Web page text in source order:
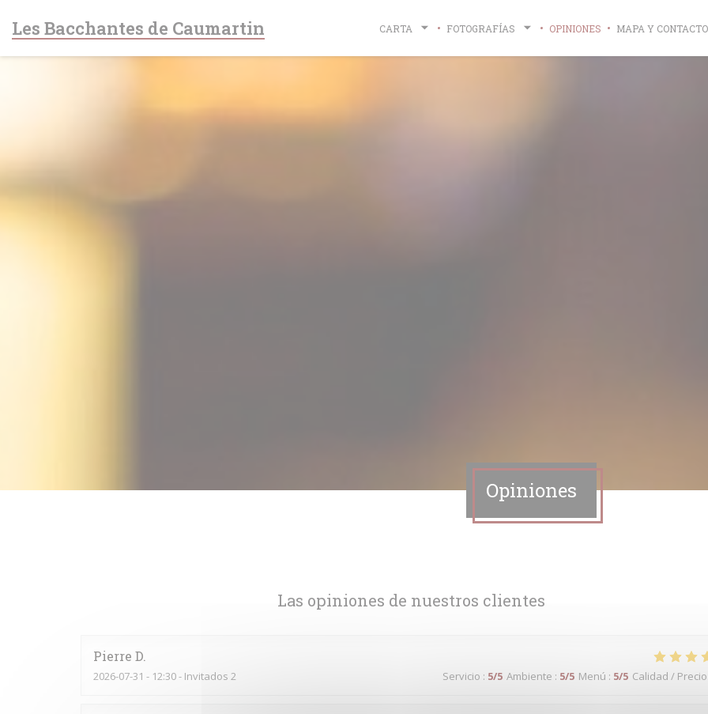
Les Bacchantes de Caumartin CARTA FOTOGRAFÍAS OPINIONES MAPA Y CONTACTO
Opiniones
Las opiniones de nuestros clientes
Pierre D
2026-07-31 - 12:30 - Invitados 2 Servicio : 5/5 Ambiente : 5/5 Menú : 5/5 Calidad / Precio